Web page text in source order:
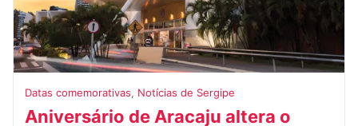
Datas comemorativas, Notícias de Sergipe
Aniversário de Aracaju altera o